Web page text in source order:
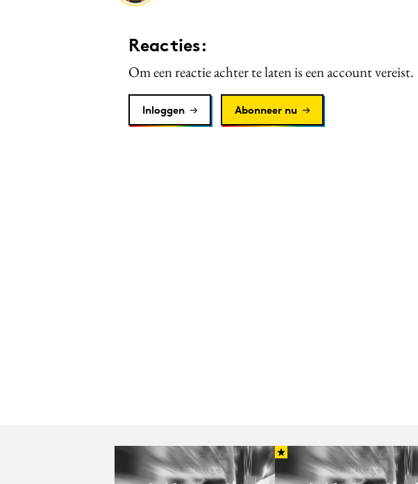
Reacties:
Om een reactie achter te laten is een account vereist.
Inloggen Abonneer nu